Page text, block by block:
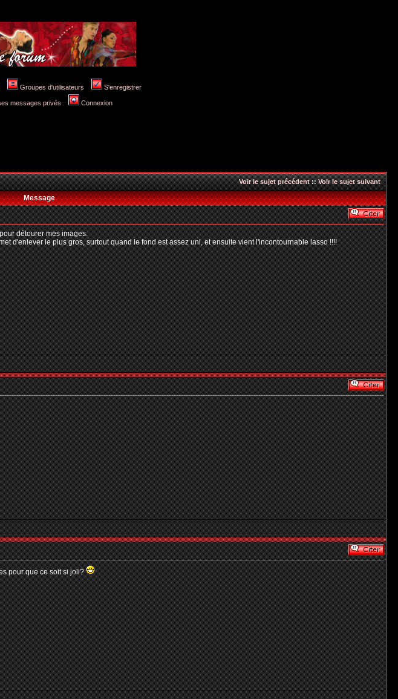
Groupes d'utilisateurs S'enregistrer
messages privés Connexion
Voir le sujet précédent::Voir le sujet suivant
Message
détourer mes images.
d'enlever le plus gros, surtout quand le fond est assez uni, et ensuite vient l'incontournable lasso !!!!
pour que ce soit si joli?